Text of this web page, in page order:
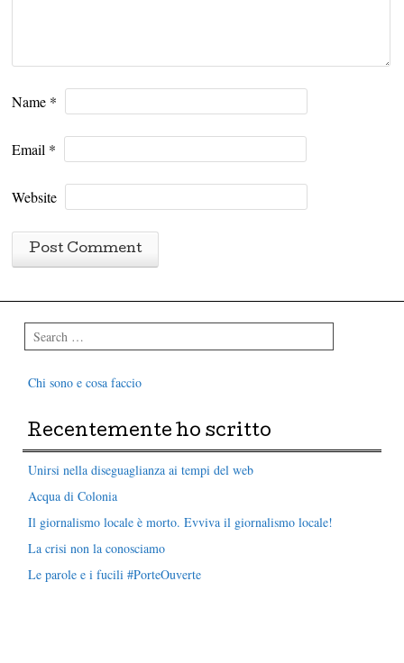
Name *
Email *
Website
Search
Chi sono e cosa faccio
Recentemente ho scritto
Unirsi nella diseguaglianza ai tempi del web
Acqua di Colonia
Il giornalismo locale è morto. Evviva il giornalismo locale!
La crisi non la conosciamo
Le parole e i fucili #PorteOuverte